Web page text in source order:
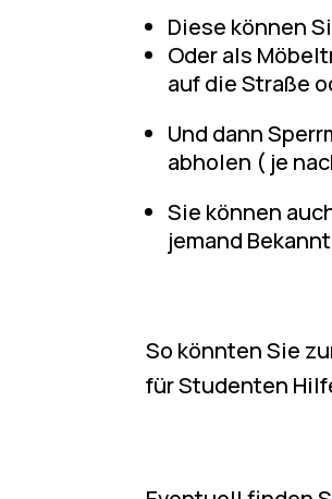
Diese können
Oder als
auf die Straße
Und dann
abholen ( je
Sie können
jemand
So könnten Sie
für Studenten